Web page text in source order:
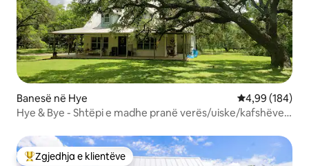
Banesë në Hye Vlerësimi
4,99 (184)
Hye & Bye - Shtëpi e madhe pranë verës/uiske/kafshëve
Më të mirat e zgjedhjeve të klientëve
Zgjedhja e klientëve